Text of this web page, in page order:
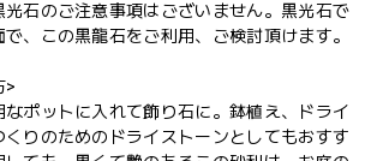
石のご注意事項はございません。黒光石で
、この黒龍石をご利用、ご検討頂けます。
>
ポットに入れて飾り石に。鉢植え、ドライ
りのためのドライストーンとしてもおすす